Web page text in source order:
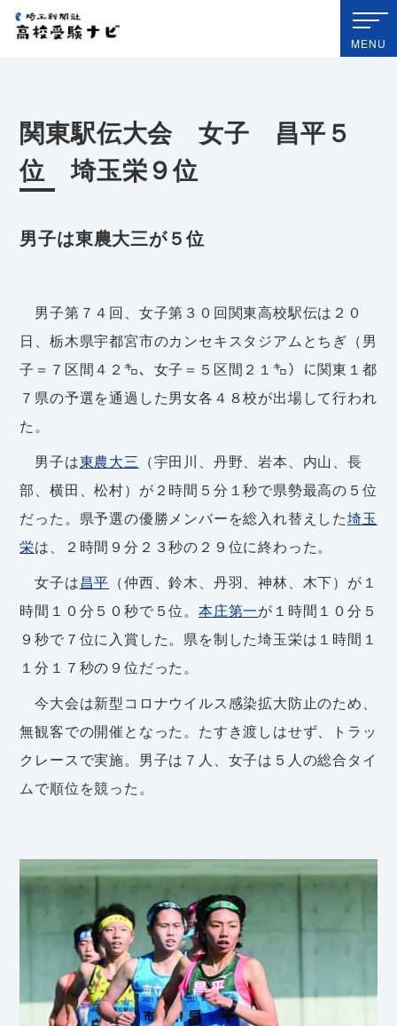
埼玉新聞社 高校受験ナビ
MENU
関東駅伝大会 女子 昌平５
位 埼玉栄９位
男子は東農大三が５位
男子第７４回、女子第３０回関東高校駅伝は２０
日、栃木県宇都宮市のカンセキスタジアムとちぎ（男
子＝７区間４２㌔、女子＝５区間２１㌔）に関東１都
７県の予選を通過した男女各４８校が出場して行われ
た。
男子は東農大三 （宇田川、丹野、岩本、内山、長
部、横田、松村）が２時間５分１秒で県勢最高の５位
だった。県予選の優勝メンバーを総入れ替えした埼玉
栄は、２時間９分２３秒の２９位に終わった。
女子は昌平 （仲西、鈴木、丹羽、神林、木下）が１
時間１０分５０秒で５位。 本庄第一が１時間１０分５
９秒で７位に入賞した。県を制した埼玉栄は１時間１
１分１７秒の９位だった。
今大会は新型コロナウイルス感染拡大防止のため、
無観客での開催となった。たすき渡しはせず、トラッ
クレースで実施。男子は７人、女子は５人の総合タイ
ムで順位を競った。